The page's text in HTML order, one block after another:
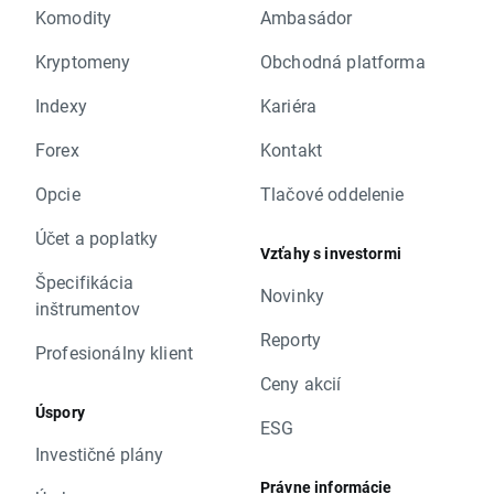
Komodity
Kryptomeny
Indexy
Forex
Opcie
Účet a poplatky
Špecifikácia
inštrumentov
Profesionálny klient
Úspory
Investičné plány
Ambasádor
Obchodná platforma
Kariéra
Kontakt
Tlačové oddelenie
Vzťahy s investormi
Novinky
Reporty
Ceny akcií
ESG
Právne informácie